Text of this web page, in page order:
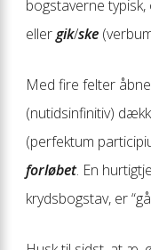
bogstaverne
ellergik/ske
Med fire felter
(nutids­infinitiv)
(perfektum
forløbet. En
krydsbogstav, er